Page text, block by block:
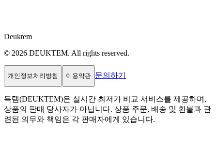
Deuktem
© 2026 DEUKTEM. All rights reserved.
개인정보처리방침 이용약관 문의하기
득템(DEUKTEM)은 실시간 최저가 비교 서비스를 제공하며,
상품의 판매 당사자가 아닙니다. 상품 주문, 배송 및 환불과 관
련된 의무와 책임은 각 판매자에게 있습니다.